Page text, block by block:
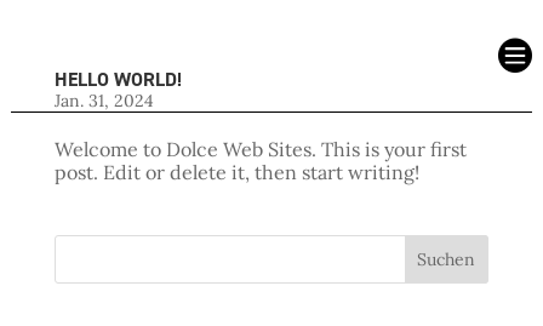

HELLO WORLD!
Jan. 31, 2024
Welcome to Dolce Web Sites. This is your first
post. Edit or delete it, then start writing!
Suchen